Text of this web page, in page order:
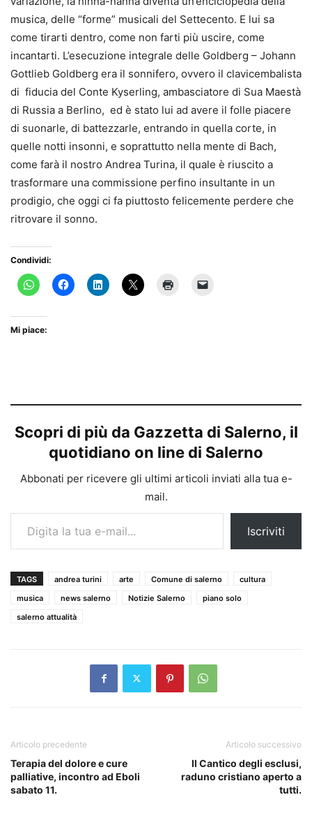
musica, delle “forme” musicali del Settecento. E lui sa
come tirarti dentro, come non farti più uscire, come
incantarti. L’esecuzione integrale delle Goldberg – Johann
Gottlieb Goldberg era il sonnifero, ovvero il clavicembalista
di fiducia del Conte Kyserling, ambasciatore di Sua Maestà
di Russia a Berlino, ed è stato lui ad avere il folle piacere
di suonarle, di battezzarle, entrando in quella corte, in
quelle notti insonni, e soprattutto nella mente di Bach,
come farà il nostro Andrea Turina, il quale è riuscito a
trasformare una commissione perfino insultante in un
prodigio, che oggi ci fa piuttosto felicemente perdere che
ritrovare il sonno.
Condividi:
Mi piace:
Scopri di più da Gazzetta di Salerno, il
quotidiano on line di Salerno
Abbonati per ricevere gli ultimi articoli inviati alla tua e-
mail.
Digita la tua e-mail...
Iscriviti
TAGS andrea turini arte Comune di salerno
cultura
musica
news salerno Notizie Salerno
piano solo
salerno attualità
Articolo precedente
Terapia del dolore e cure
palliative, incontro ad Eboli
sabato 11.
Articolo successivo
Il Cantico degli esclusi,
raduno cristiano aperto a
tutti.